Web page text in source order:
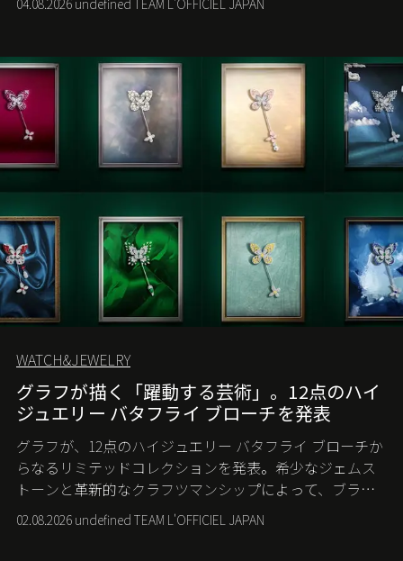
る。
04.08.2026 undefined TEAM L'OFFICIEL JAPAN
WATCH&JEWELRY
グラフが描く「躍動する芸術」。12点のハイ
ジュエリー バタフライ ブローチを発表
グラフが、12点のハイジュエリー バタフライ ブローチか
らなるリミテッドコレクションを発表。希少なジェムス
トーンと革新的なクラフツマンシップによって、ブラン
ドを象徴するバタフライに新たな生命を吹き込む。
02.08.2026 undefined TEAM L'OFFICIEL JAPAN